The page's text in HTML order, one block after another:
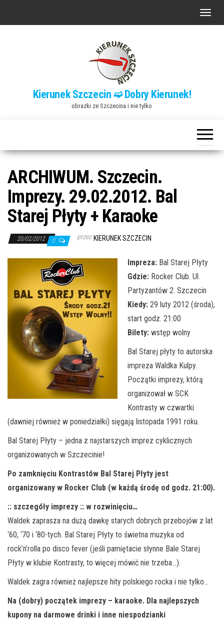
P
n
a
w
Kierunek Szczecin ➫ Dobry Kierunek!
obrazki ze Szczecina i nie tylko
ARCHIWUM. Szczecin.
Imprezy. 29.02.2012. Bal
Starej Płyty + Karaoke
20/02/2012 0 przez KIERUNEK SZCZECIN
Impreza: Bal Starej Płyty
Gdzie: Rocker Club. Ul.
Partyzantów 2. Szczecin
Kiedy: 29 luty 2012 (środa),
start godz. 21:00
Bilety: wstęp wolny
Bal Starej płyty to autorska
impreza Waldka Kulpy.
Początki imprezy, którą
organizował w SCK
Kontrasty w czwartki
(dawniej również w poniedziałki) sięgają listopada 1991 roku.
Bal Starej Płyty – jedna z najstarszych imprez cyklicznych
organizowanych w Szczecinie!
Po zamknięciu Kontrastów Bal Starej Płyty jest
organizowany w Rocker Club (w każdą środę od godz. 21:00).
:: szczegóły imprezy :: w rozwinięciu…
Waldek zaprasza na dużą dawkę starych dobrych przebojów z lat
‘60, ‘70 i ‘80-tych. Bal Starej Płyty to świetna muzyka od
rock’n’rolla po disco fever (jeśli pamiętacie słynne Bale Starej
Płyty w klubie Kontrasty, to więcej mówić nie trzeba…).
Waldek zagra również najlepsze hity polskiego rocka i nie tylko…
Na (dobry) początek imprezy – karaoke. Dla najlepszych
kupony na darmowe drinki i inne niespodzianki